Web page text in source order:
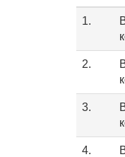
1.
2.
3.
4.